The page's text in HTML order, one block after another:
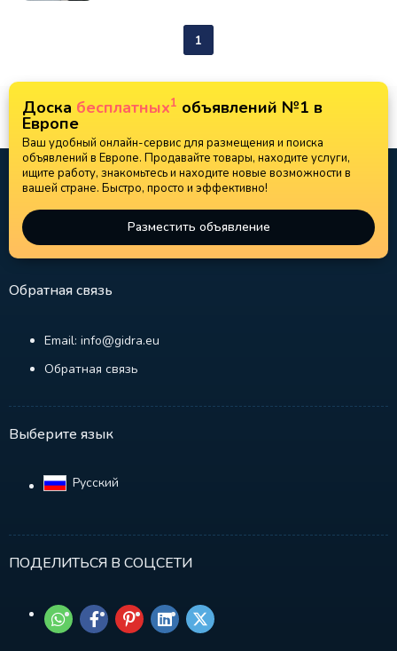
1
Доска бесплатных1 объявлений №1 в
Европе
Ваш удобный онлайн-сервис для размещения и поиска
объявлений в Европе. Продавайте товары, находите услуги,
ищите работу, знакомьтесь и находите новые возможности в
вашей стране. Быстро, просто и эффективно!
Разместить объявление
Обратная связь
Email: info@gidra.eu
Обратная связь
Выберите язык
Русский‎
ПОДЕЛИТЬСЯ В СОЦСЕТИ